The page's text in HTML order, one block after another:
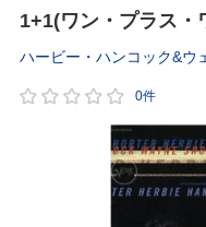
1+1(ワン・プラス・
ハービー・ハンコック&ウ
0件